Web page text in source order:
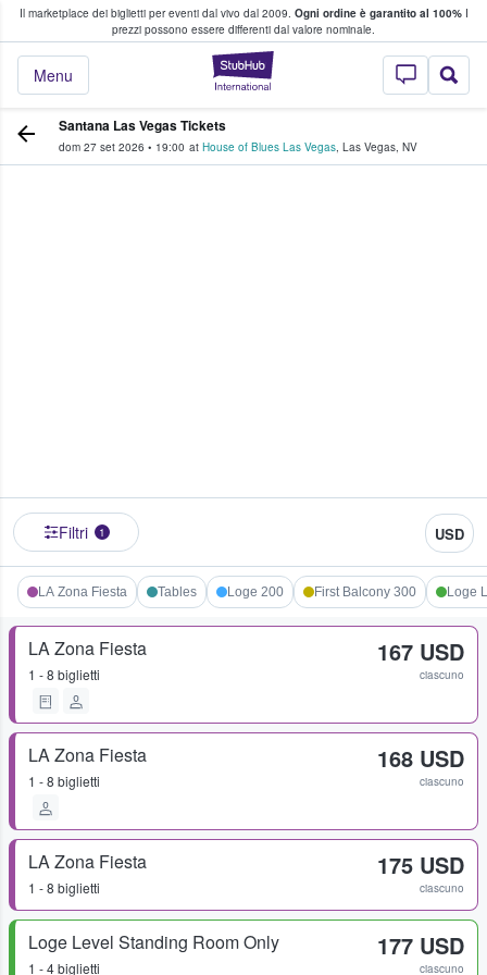
Il marketplace dei biglietti per eventi dal vivo dal 2009. Ogni ordine è garantito al 100%I
prezzi possono essere differenti dal valore nominale.
StubHub - Dove
Menu
fan comprano e vendono biglietti
Santana Las Vegas Tickets
dom 27 set 2026 • 19:00 at House of Blues Las Vegas, Las Vegas, NV
Filtri 1 USD
LA Zona Fiesta Tables Loge 200 First Balcony 300 Loge
LA Zona Fiesta
1 - 8 biglietti
167 USD
ciascuno
LA Zona Fiesta
1 - 8 biglietti
168 USD
ciascuno
LA Zona Fiesta
1 - 8 biglietti
175 USD
ciascuno
Loge Level Standing Room Only
1 - 4 biglietti
177 USD
ciascuno